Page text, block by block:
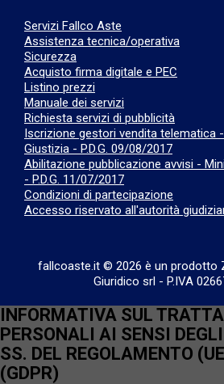
Servizi Fallco Aste
Assistenza tecnica/operativa
Sicurezza
Acquisto firma digitale e PEC
Listino prezzi
Manuale dei servizi
Richiesta servizi di pubblicità
Iscrizione gestori vendita telematica
Giustizia - P.D.G. 09/08/2017
Abilitazione pubblicazione avvisi -
- P.D.G. 11/07/2017
Condizioni di partecipazione
Accesso riservato all'autorità
fallcoaste.it © 2026 è un prodotto
Giuridico srl - P.IVA
INFORMATIVA SUL
PERSONALI AI SENSI
SS. DEL REGOLAMENTO
(GDPR)